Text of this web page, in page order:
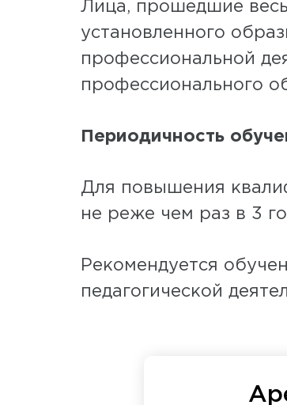
Лица, прошедшие
установленного
профессиональной
профессионального
Периодичность
Для повышения
не реже чем раз в 3
Рекомендуется
педагогической